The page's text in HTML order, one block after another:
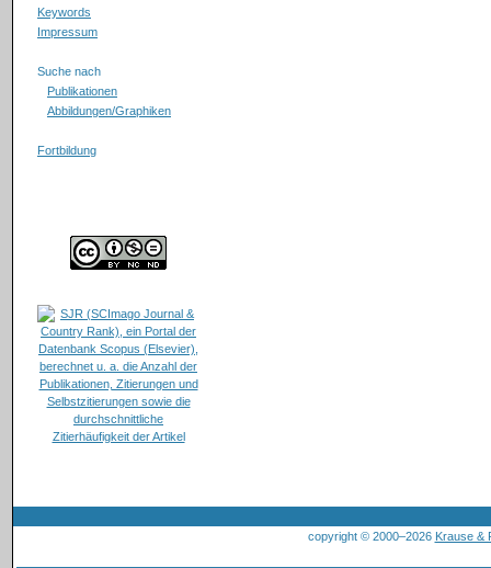
Keywords
Impressum
Suche nach
Publikationen
Abbildungen/Graphiken
Fortbildung
copyright © 2000–2026 Krause &